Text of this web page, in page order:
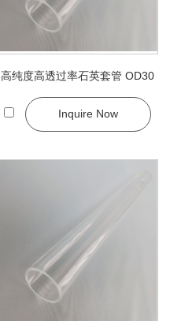
高纯度高透过率石英套管 OD30
Inquire Now